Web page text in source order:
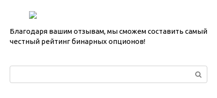
Благодаря вашим отзывам, мы сможем составить самый
честный рейтинг бинарных опционов!